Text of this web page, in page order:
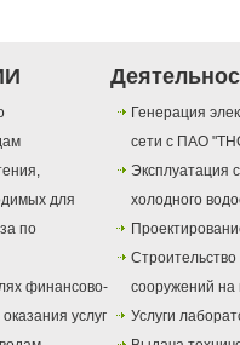
для
по
финансово-
услуг
Генерация
сети с ПАО
Эксплуатация
холодного
сооружений на
Услуги